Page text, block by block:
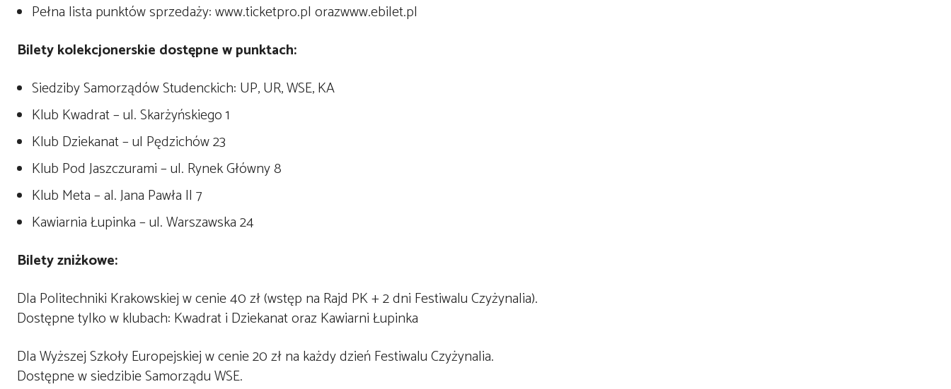
Pełna lista punktów sprzedaży: www.ticketpro.pl orazwww.ebilet.pl
Bilety kolekcjonerskie dostępne w punktach:
Siedziby Samorządów Studenckich: UP, UR, WSE, KA
Klub Kwadrat – ul. Skarżyńskiego 1
Klub Dziekanat – ul Pędzichów 23
Klub Pod Jaszczurami – ul. Rynek Główny 8
Klub Meta – al. Jana Pawła II 7
Kawiarnia Łupinka – ul. Warszawska 24
Bilety zniżkowe:
Dla Politechniki Krakowskiej w cenie 40 zł (wstęp na Rajd PK + 2 dni Festiwalu Czyżynalia).
Dostępne tylko w klubach: Kwadrat i Dziekanat oraz Kawiarni Łupinka
Dla Wyższej Szkoły Europejskiej w cenie 20 zł na każdy dzień Festiwalu Czyżynalia.
Dostępne w siedzibie Samorządu WSE.